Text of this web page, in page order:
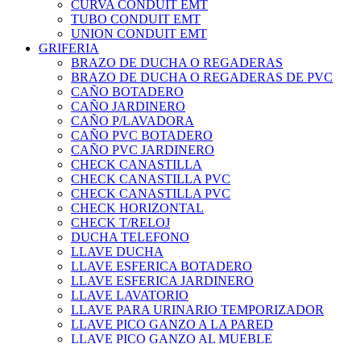
CURVA CONDUIT EMT
TUBO CONDUIT EMT
UNION CONDUIT EMT
GRIFERIA
BRAZO DE DUCHA O REGADERAS
BRAZO DE DUCHA O REGADERAS DE PVC
CAÑO BOTADERO
CAÑO JARDINERO
CAÑO P/LAVADORA
CAÑO PVC BOTADERO
CAÑO PVC JARDINERO
CHECK CANASTILLA
CHECK CANASTILLA PVC
CHECK CANASTILLA PVC
CHECK HORIZONTAL
CHECK T/RELOJ
DUCHA TELEFONO
LLAVE DUCHA
LLAVE ESFERICA BOTADERO
LLAVE ESFERICA JARDINERO
LLAVE LAVATORIO
LLAVE PARA URINARIO TEMPORIZADOR
LLAVE PICO GANZO A LA PARED
LLAVE PICO GANZO AL MUEBLE